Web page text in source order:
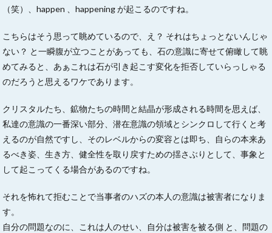
（笑）、happen 、happening が起こるのですね。
こちらはそう思って眺めているので、え？ それはちょっとないんじゃ
ない？ と一瞬腹が立つことがあっても、石の意識に寄せて俯瞰して眺
めてみると、あぁこれは石が引き起こす変化を拒否していらっしゃる
のだろうと思えるワケであります。
クリスタルたち、鉱物たちの時間と結晶が形成される時間を思えば、
私達の意識の一番深い部分、潜在意識の領域とシンクロして行くと考
えるのが自然ですし、そのレベルからの変容とは即ち、自らの本来あ
るべき姿、生き方、健全性を取り戻すための揺さぶりとして、事象と
して起こってくる場合があるのですね。
それを怖れて拒むことで当事者のハズの本人の意識は被害者になりま
す。
自分の問題なのに、これは人のせい、自分は被害を被る側 と、問題の